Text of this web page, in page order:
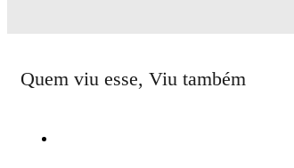
Quem viu esse, Viu também